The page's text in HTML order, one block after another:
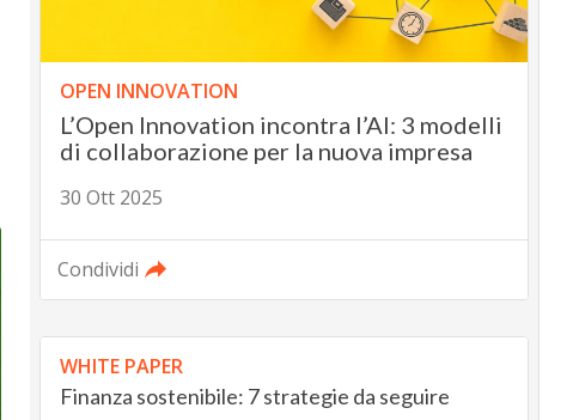
OPEN INNOVATION
L’Open Innovation incontra l’AI: 3 modelli
di collaborazione per la nuova impresa
30 Ott 2025
Condividi
WHITE PAPER
Finanza sostenibile: 7 strategie da seguire